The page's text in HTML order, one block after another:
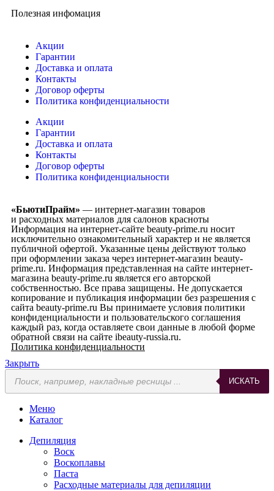
Полезная инфомация
Акции
Гарантии
Доставка и оплата
Контакты
Договор оферты
Политика конфиденциальности
Акции
Гарантии
Доставка и оплата
Контакты
Договор оферты
Политика конфиденциальности
«БьютиПрайм» — интернет-магазин товаров
и расходных материалов для салонов красноты
Информация на интернет-сайте beauty-prime.ru носит
исключительно ознакомительный характер и не является
публичной офертой. Указанные цены действуют только
при оформлении заказа через интернет-магазин beauty-
prime.ru. Информация представленная на сайте интернет-
магазина beauty-prime.ru является его авторской
собственностью. Все права защищены. Не допускается
копирование и публикация информации без разрешения с
сайта beauty-prime.ru Вы принимаете условия политики
конфиденциальности и пользовательского соглашения
каждый раз, когда оставляете свои данные в любой форме
обратной связи на сайте ibeauty-russia.ru.
Политика конфиденциальности
Закрыть
ИСКАТЬ
Меню
Каталог
Депиляция
Воск
Воскоплавы
Паста
Расходные материалы для депиляции